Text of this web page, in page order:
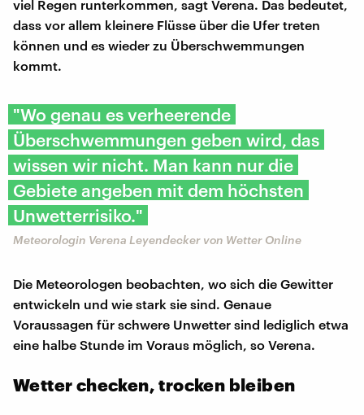
viel Regen runterkommen, sagt Verena. Das bedeutet,
dass vor allem kleinere Flüsse über die Ufer treten
können und es wieder zu Überschwemmungen
kommt.
"Wo genau es verheerende
Überschwemmungen geben wird, das
wissen wir nicht. Man kann nur die
Gebiete angeben mit dem höchsten
Unwetterrisiko."
Meteorologin Verena Leyendecker von Wetter Online
Die Meteorologen beobachten, wo sich die Gewitter
entwickeln und wie stark sie sind. Genaue
Voraussagen für schwere Unwetter sind lediglich etwa
eine halbe Stunde im Voraus möglich, so Verena.
Wetter checken, trocken bleiben